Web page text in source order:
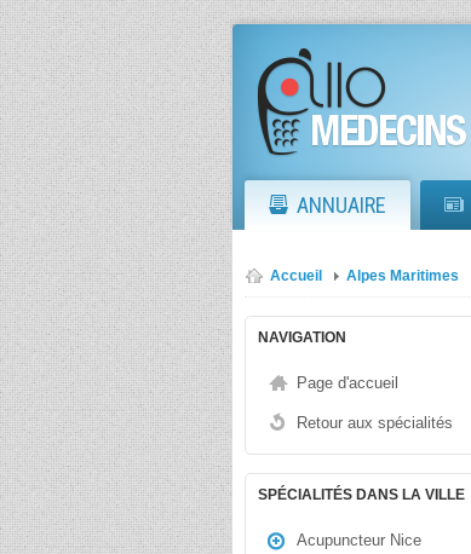
ANNUAIRE
Accueil Alpes Maritimes
NAVIGATION
Page d'accueil
Retour aux spécialités
SPÉCIALITÉS DANS LA VILLE
Acupuncteur Nice